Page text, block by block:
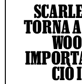
TORNA
CIÒ